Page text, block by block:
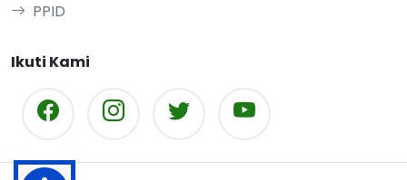
PPID
Ikuti Kami